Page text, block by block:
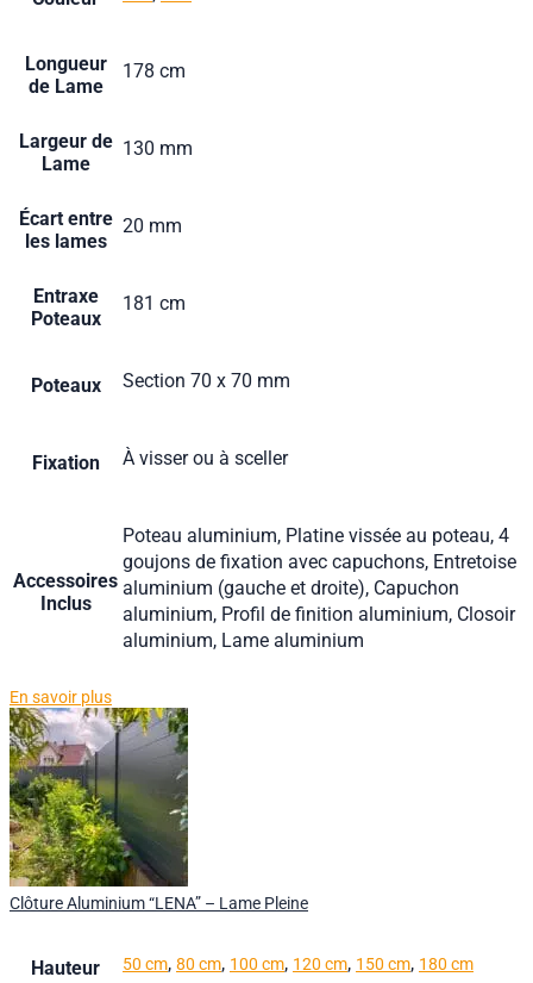
Longueur
de Lame
178 cm
Largeur de
Lame
130 mm
Écart entre
les lames
20 mm
Entraxe
Poteaux
181 cm
Poteaux Section 70 x 70 mm
Fixation À visser ou à sceller
Accessoires
Inclus
Poteau aluminium, Platine vissée au poteau, 4
goujons de fixation avec capuchons, Entretoise
aluminium (gauche et droite), Capuchon
aluminium, Profil de finition aluminium, Closoir
aluminium, Lame aluminium
En savoir plus
Clôture Aluminium “LENA” – Lame Pleine
Hauteur 50 cm, 80 cm, 100 cm, 120 cm, 150 cm, 180 cm